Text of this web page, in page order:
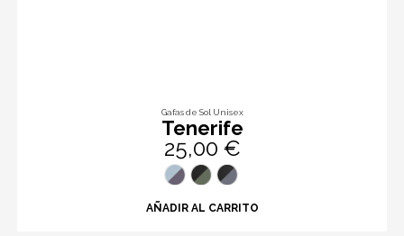
Gafas de Sol Unisex
Tenerife
25,00 €
AÑADIR AL CARRITO